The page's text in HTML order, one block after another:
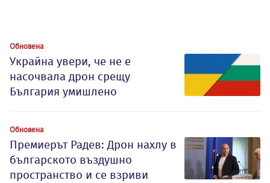
Обновена
Украйна увери, че не е
насочвала дрон срещу
България умишлено
Обновена
Премиерът Радев: Дрон нахлу в
българското въздушно
пространство и се взриви